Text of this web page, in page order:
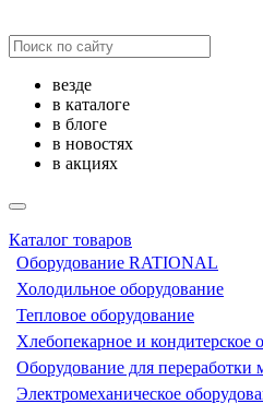
везде
в каталоге
в блоге
в новостях
в акциях
Каталог товаров
Оборудование RATIONAL
Холодильное оборудование
Тепловое оборудование
Хлебопекарное и кондитерское
Оборудование для переработки
Электромеханическое